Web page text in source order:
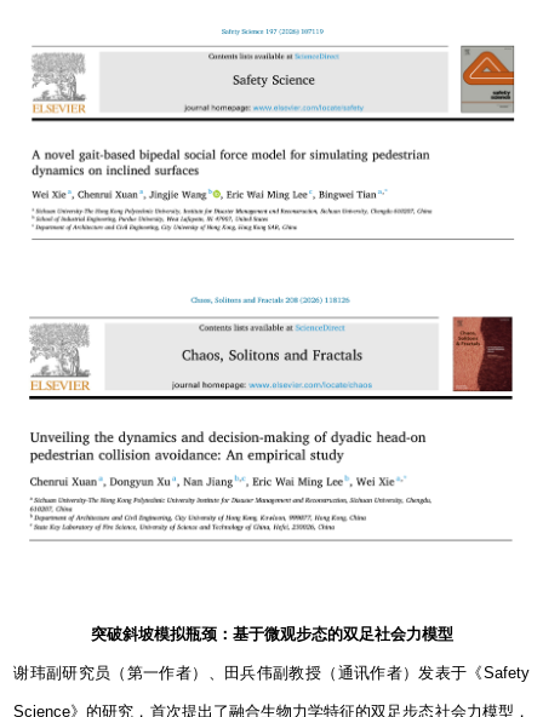
突破斜坡模拟瓶颈：基于微观步态的双足社会力模型
谢玮副研究员（第一作者）、田兵伟副教授（通讯作者）发表于《Safety
Science》的研究，首次提出了融合生物力学特征的双足步态社会力模型，